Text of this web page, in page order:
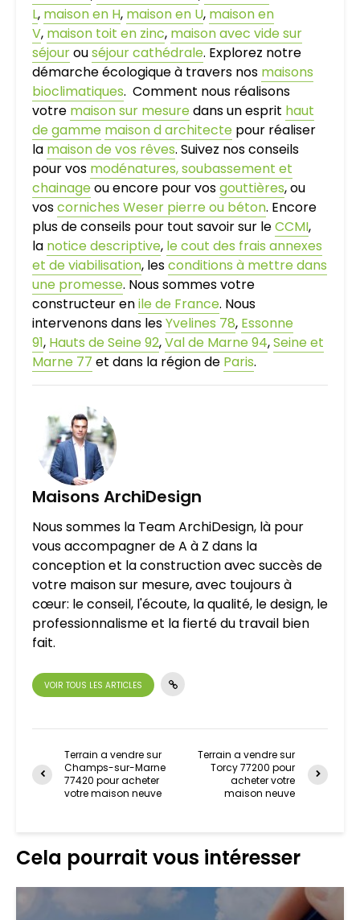
L, maison en H, maison en U, maison en
V, maison toit en zinc, maison avec vide sur
séjourouséjour cathédrale. Explorez notre
démarche écologique à travers nos maisons
bioclimatiques. Comment nous réalisons
votre maison sur mesuredans un esprit haut
de gamme maison d architecte pour réaliser
la maison de vos rêves. Suivez nos conseils
pour vos modénatures, soubassement et
chainageou encore pour vosgouttières, ou
voscorniches Weser pierre ou béton. Encore
plus de conseils pour tout savoir sur leCCMI,
la notice descriptive, le cout des frais annexes
et de viabilisation, lesconditions à mettre dans
une promesse. Nous sommes votre
constructeur enile de France. Nous
intervenons dans lesYvelines 78, Essonne
91, Hauts de Seine 92,Val de Marne 94,Seine et
Marne 77 et dans la région de Paris.
Maisons ArchiDesign
Nous sommes la Team ArchiDesign, là pour
vous accompagner de A à Z dans la
conception et la construction avec succès de
votre maison sur mesure, avec toujours à
cœur: le conseil, l'écoute, la qualité, le design, le
professionnalisme et la fierté du travail bien
fait.
VOIR TOUS LES ARTICLES
Terrain a vendre sur
Champs-sur-Marne
77420 pour acheter
votre maison neuve
Terrain a vendre sur
Torcy 77200 pour
acheter votre
maison neuve
Cela pourrait vous intéresser